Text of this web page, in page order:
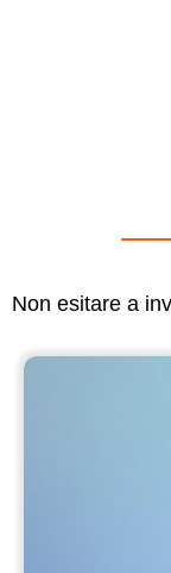
Non esitare a